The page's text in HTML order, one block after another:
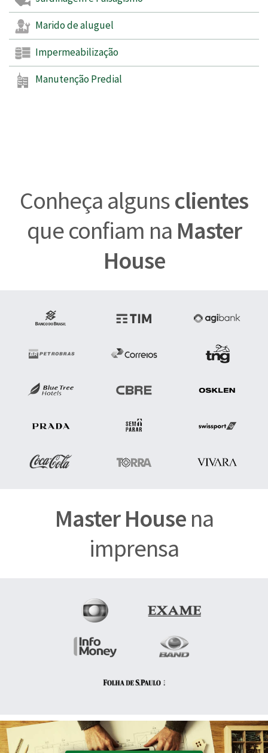
Marido de aluguel
Impermeabilização
Manutenção Predial
Conheça algunsclientes
que confiam na Master
House
Master Housena
imprensa